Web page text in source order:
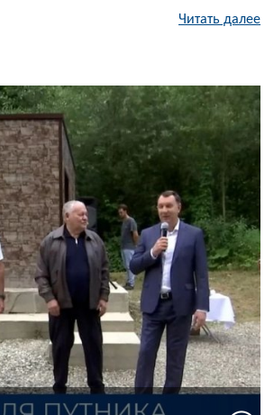
Читать далее